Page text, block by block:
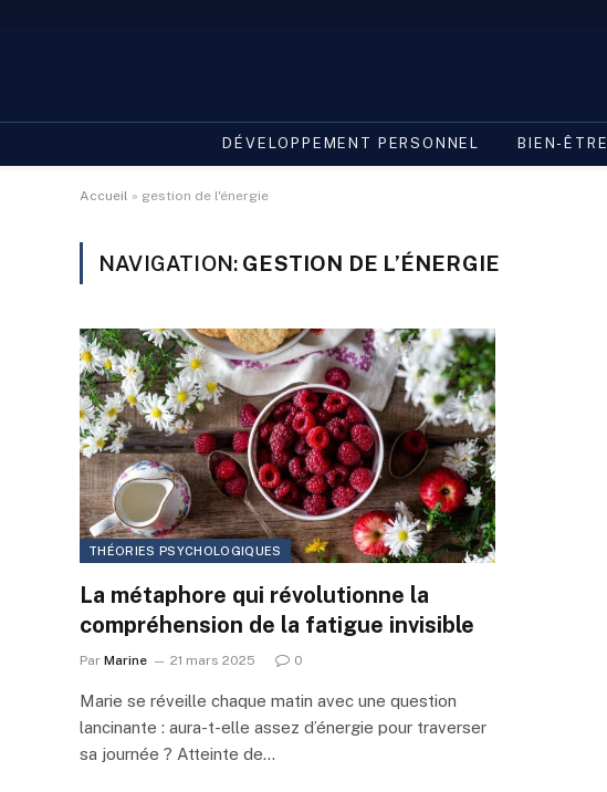
DÉVELOPPEMENT PERSONNEL BIEN-ÊTRE
Accueil » gestion de l'énergie
NAVIGATION: GESTION DE L’ÉNERGIE
THÉORIES PSYCHOLOGIQUES
La métaphore qui révolutionne la
compréhension de la fatigue invisible
Par Marine 21 mars 2025 0
Marie se réveille chaque matin avec une question
lancinante : aura-t-elle assez d’énergie pour traverser
sa journée ? Atteinte de…